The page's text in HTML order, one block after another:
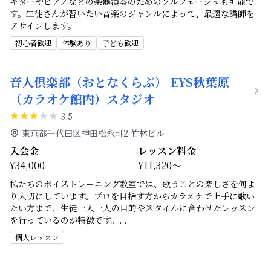
す。生徒さんが習いたい音楽のジャンルによって、最適な講師を
アサインします。
初心者歓迎 体験あり 子ども歓迎
音人倶楽部（おとなくらぶ） EYS秋葉原
（カラオケ館内）スタジオ
3.5
東京都千代田区神田松永町2 竹林ビル
入会金
¥34,000
レッスン料金
¥11,320～
私たちのボイストレーニング教室では、歌うことの楽しさを何よ
り大切にしています。プロを目指す方からカラオケで上手に歌い
たい方まで、生徒一人一人の目的やスタイルに合わせたレッスン
を行っているのが特徴です。 ...
個人レッスン